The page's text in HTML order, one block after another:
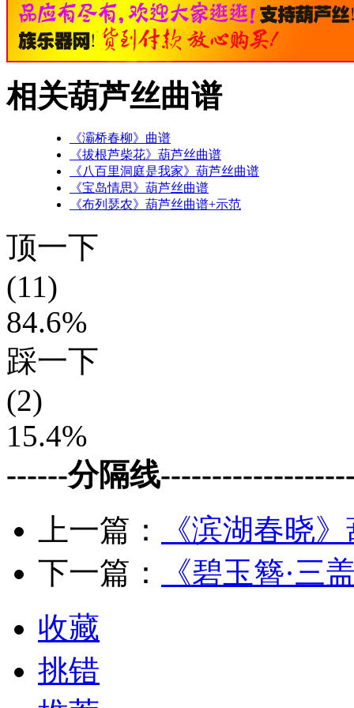
相关葫芦丝曲谱
《灞桥春柳》曲谱
《拔根芦柴花》葫芦丝曲谱
《八百里洞庭是我家》葫芦丝曲谱
《宝岛情思》葫芦丝曲谱
《布列瑟农》葫芦丝曲谱+示范
顶一下
(11)
84.6%
踩一下
(2)
15.4%
------分隔线
上一篇：
《滨湖春晓
下一篇：
《碧玉簪·三
收藏
挑错